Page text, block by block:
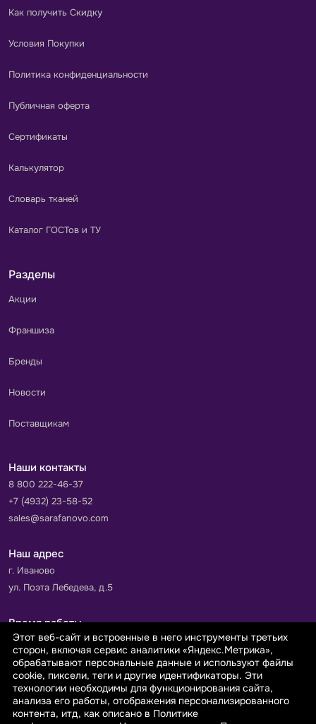
Как получить Скидку
Условия Покупки
Политика конфиденциальности
Публичная оферта
Сертификаты
Калькулятор
Словарь тканей
Каталог ГОСТов и ТУ
Разделы
Акции
Франшиза
Бренды
Новости
Поставщикам
Наши контакты
8 800 222-46-37
+7 (4932) 23-58-52
sales@sarafanovo.com
Наш адрес
г. Иваново
ул. Поэта Лебедева, д.5
Время работы
Пн-Пт с 9.00 до 18.00
Сб-Вс: выходной
Принимаем к оплате
Этот веб-сайт и встроенные в него инструменты третьих
сторон, включая сервис аналитики «Яндекс.Метрика»,
обрабатывают персональные данные и используют файлы
cookie, пиксели, теги и другие идентификаторы. Эти
технологии необходимы для функционирования сайта,
анализа его работы, отображения персонализированного
контента, итд, как описано в Политике